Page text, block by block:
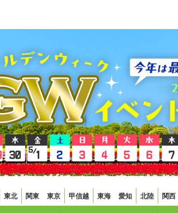
東北 関東 東京 甲信越 東海 愛知 北陸 関西